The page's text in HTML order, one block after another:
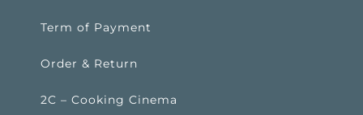
Term of Payment
Order & Return
2C – Cooking Cinema